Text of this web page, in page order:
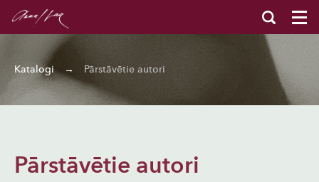
Katalogi → Pārstāvētie autori
Pārstāvētie autori